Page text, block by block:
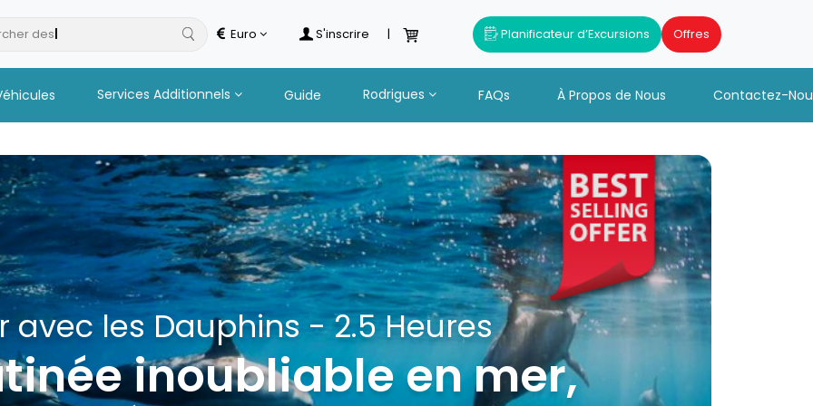
deshotels Euro S'inscrire | Planificateur d’Excursions Offres
Services Additionnels Guide Rodrigues FAQs À Propos de Nous Contactez-
avec les Dauphins - 2.5 Heures
inoubliable en mer,
à Îlot Gabriel + Déjeuner et
Boissons